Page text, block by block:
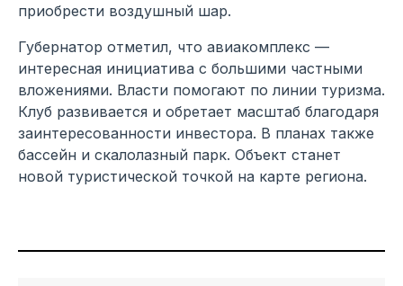
приобрести воздушный шар.
Губернатор отметил, что авиакомплекс —
интересная инициатива с большими частными
вложениями. Власти помогают по линии туризма.
Клуб развивается и обретает масштаб благодаря
заинтересованности инвестора. В планах также
бассейн и скалолазный парк. Объект станет
новой туристической точкой на карте региона.